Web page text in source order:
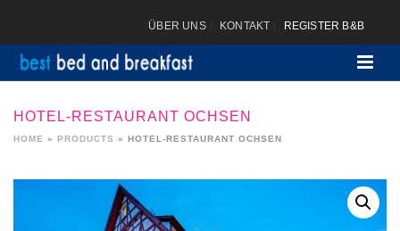
ÜBER UNS KONTAKT REGISTER B&B
HOTEL-RESTAURANT OCHSEN
HOME » PRODUCTS » HOTEL-RESTAURANT OCHSEN